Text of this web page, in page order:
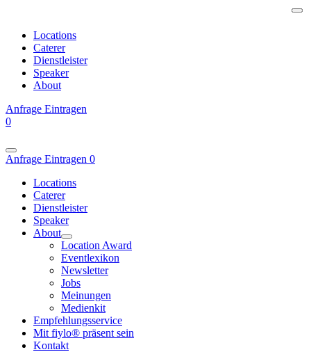
Locations
Caterer
Dienstleister
Speaker
About
Anfrage Eintragen
0
Anfrage Eintragen 0
Locations
Caterer
Dienstleister
Speaker
About
Location Award
Eventlexikon
Newsletter
Jobs
Meinungen
Medienkit
Empfehlungsservice
Mit fiylo® präsent sein
Kontakt